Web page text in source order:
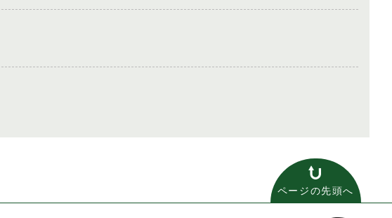
ページの先頭へ